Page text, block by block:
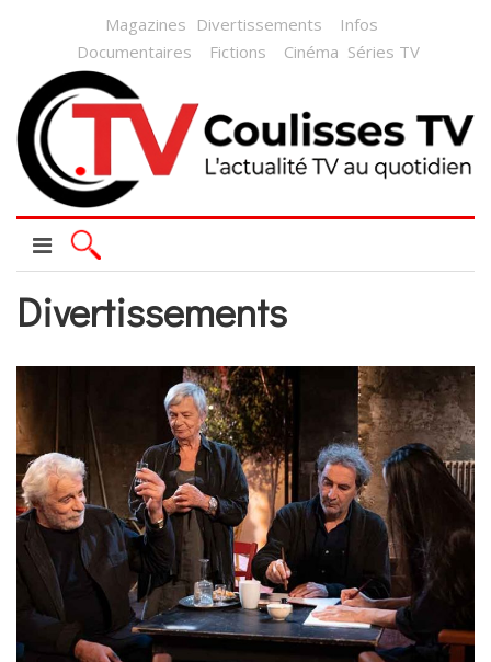
Magazines Divertissements
Infos
Documentaires
Fictions Cinéma Séries TV
Divertissements